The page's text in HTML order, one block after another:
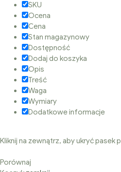
SKU
Ocena
Cena
Stan magazynowy
Dostępność
Dodaj do koszyka
Opis
Treść
Waga
Wymiary
Dodatkowe informacje
Kliknij na zewnątrz, aby ukryć pasek
Porównaj